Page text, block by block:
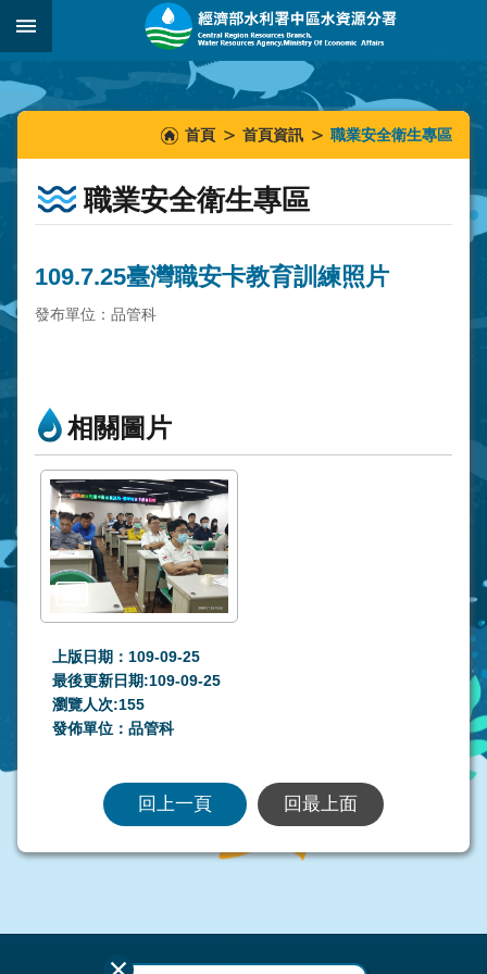
跳到主要內容區塊
::::::
首頁 首頁資訊 職業安全衛生專區
職業安全衛生專區
109.7.25臺灣職安卡教育訓練照片
發布單位：品管科
相關圖片
上版日期：109-09-25
最後更新日期:109-09-25
瀏覽人次:155
發佈單位：品管科
回上一頁 回最上面